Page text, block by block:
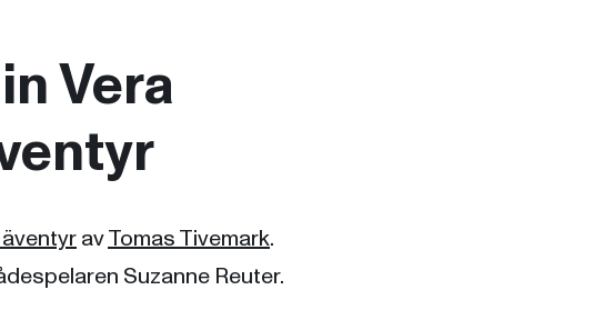
Vera
avTomas Tivemark.
Suzanne Reuter.